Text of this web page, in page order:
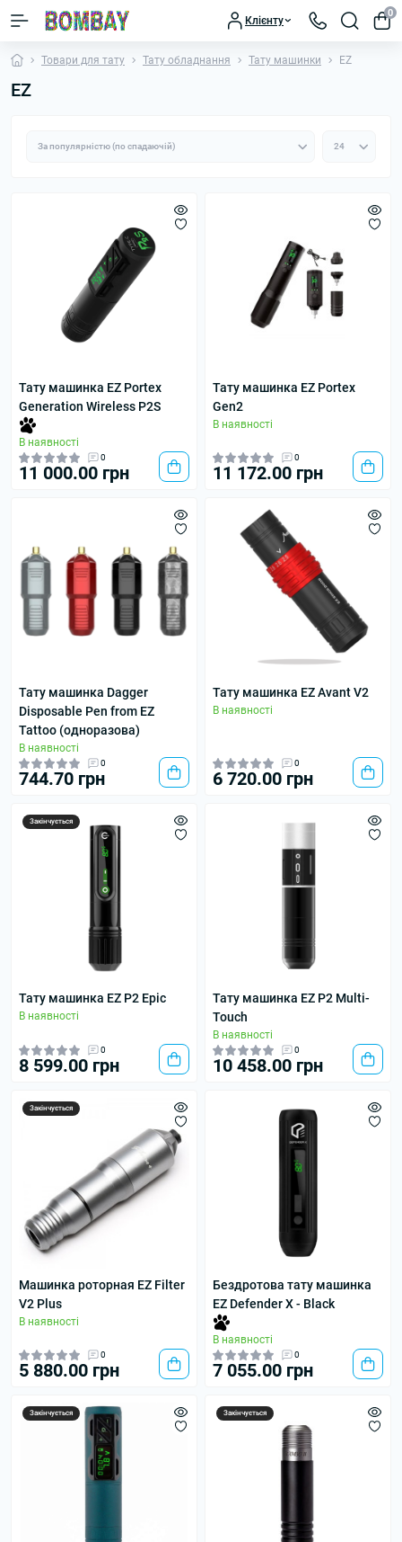
Клієнту
0
Товари для тату Тату обладнання Тату машинки EZ
EZ
Тату машинка EZ Portex
Generation Wireless P2S
В наявності
0
11 000.00 грн
Тату машинка EZ Portex
Gen2
В наявності
0
11 172.00 грн
Тату машинка Dagger
Disposable Pen from EZ
Tattoo (одноразова)
В наявності
0
744.70 грн
Тату машинка EZ Avant V2
В наявності
0
6 720.00 грн
Закінчується
Тату машинка EZ P2 Epic
В наявності
0
8 599.00 грн
Тату машинка EZ P2 Multi-
Touch
В наявності
0
10 458.00 грн
Закінчується
Машинка роторная EZ Filter
V2 Plus
В наявності
0
5 880.00 грн
Бездротова тату машинка
EZ Defender X - Black
В наявності
0
7 055.00 грн
Закінчується Закінчується